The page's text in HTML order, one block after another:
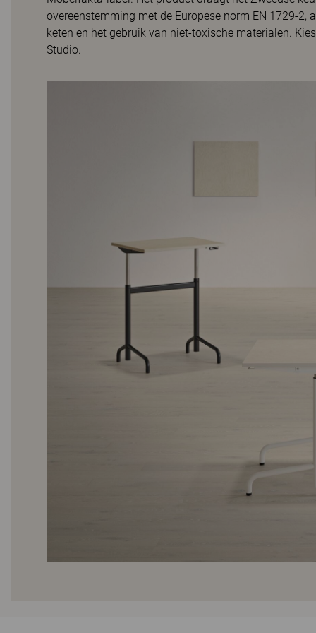
overeenstemming met de Europese norm EN 1729-
keten en het gebruik van niet-toxische materialen.
Studio.